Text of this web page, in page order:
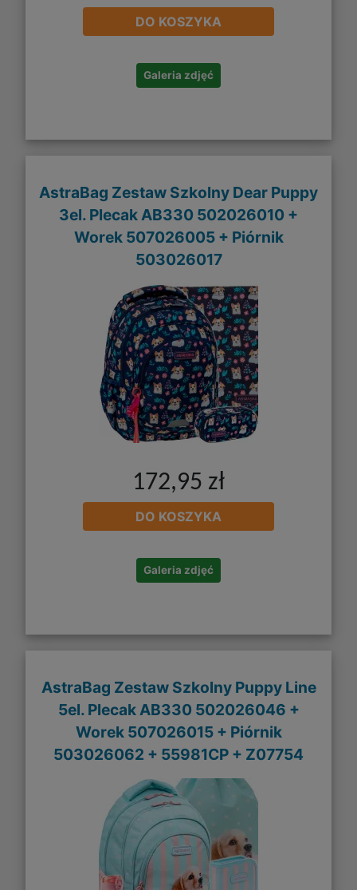
DO KOSZYKA
Galeria zdjęć
AstraBag Zestaw Szkolny Dear Puppy
3el. Plecak AB330 502026010 +
Worek 507026005 + Piórnik
503026017
172,95 zł
DO KOSZYKA
Galeria zdjęć
AstraBag Zestaw Szkolny Puppy Line
5el. Plecak AB330 502026046 +
Worek 507026015 + Piórnik
503026062 + 55981CP + Z07754